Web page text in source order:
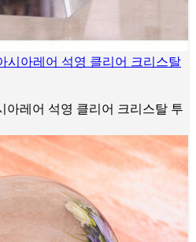
시아레어 석영 클리어 크리스탈
아레어 석영 클리어 크리스탈 투